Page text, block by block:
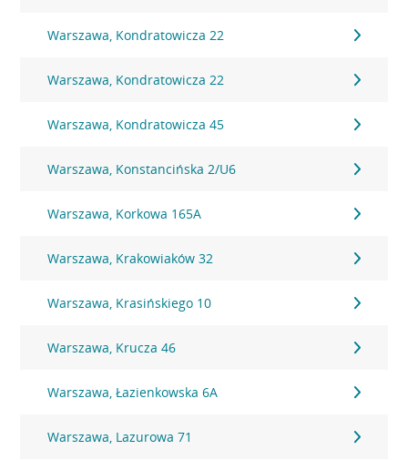
Warszawa, Kondratowicza 22
Warszawa, Kondratowicza 22
Warszawa, Kondratowicza 45
Warszawa, Konstancińska 2/U6
Warszawa, Korkowa 165A
Warszawa, Krakowiaków 32
Warszawa, Krasińskiego 10
Warszawa, Krucza 46
Warszawa, Łazienkowska 6A
Warszawa, Lazurowa 71